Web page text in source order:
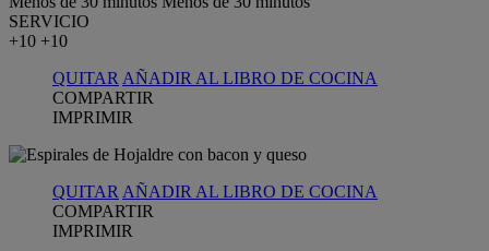
SERVICIO
+10 +10
QUITAR AÑADIR AL LIBRO DE COCINA
COMPARTIR
IMPRIMIR
QUITAR AÑADIR AL LIBRO DE COCINA
COMPARTIR
IMPRIMIR